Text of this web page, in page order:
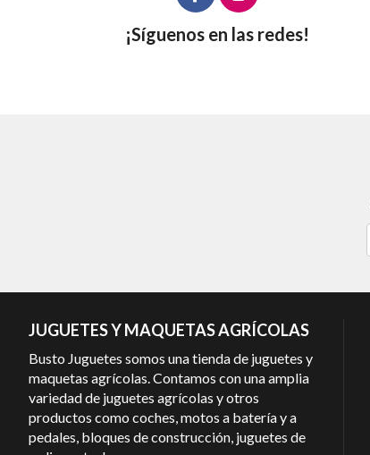
¡Síguenos en las redes!
JUGUETES Y MAQUETAS AGRÍCOLAS
Busto Juguetes somos una tienda de juguetes y
maquetas agrícolas. Contamos con una amplia
variedad de juguetes agrícolas y otros
productos como coches, motos a batería y a
pedales, bloques de construcción, juguetes de